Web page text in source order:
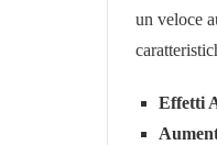
un veloce
Effetti